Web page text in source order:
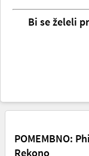
Bi se želeli
POMEMBNO:
Rekono